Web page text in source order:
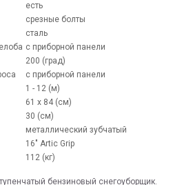
есть
срезные болты
сталь
с приборной панели
200 (град)
с приборной панели
1 - 12 (м)
61 x 84 (см)
30 (см)
металлический зубчатый
16" Artic Grip
112 (кг)
бензиновый снегоуборщик.